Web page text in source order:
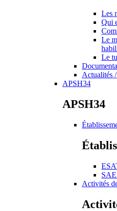
Les
Qui
Le
Le
Actualités
APSH34
APSH34
Activités